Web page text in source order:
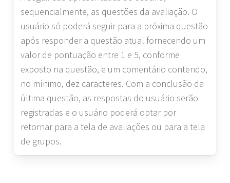
sequencialmente, as questões da avaliação. O
usuário só poderá seguir para a próxima questão
após responder a questão atual fornecendo um
valor de pontuação entre 1 e 5, conforme
exposto na questão, e um comentário contendo,
no mínimo, dez caracteres. Com a conclusão da
última questão, as respostas do usuário serão
registradas e o usuário poderá optar por
retornar para a tela de avaliações ou para a tela
de grupos.